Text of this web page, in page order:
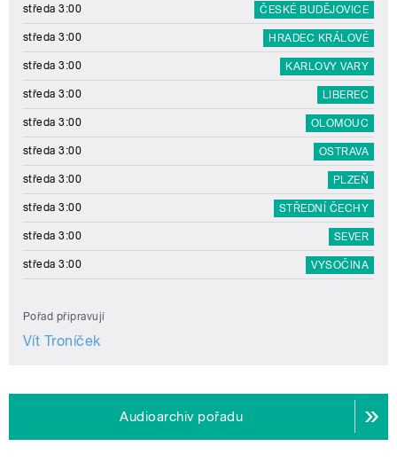
středa 3:00 ČESKÉ BUDĚJOVICE
středa 3:00 HRADEC KRÁLOVÉ
středa 3:00 KARLOVY VARY
středa 3:00 LIBEREC
středa 3:00 OLOMOUC
středa 3:00 OSTRAVA
středa 3:00 PLZEŇ
středa 3:00 STŘEDNÍ ČECHY
středa 3:00 SEVER
středa 3:00 VYSOČINA
Pořad připravují
Vít Troníček
Audioarchiv pořadu